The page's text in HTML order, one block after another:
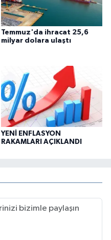
Temmuz'da ihracat 25,6
milyar dolara ulaştı
YENİ ENFLASYON
RAKAMLARI AÇIKLANDI